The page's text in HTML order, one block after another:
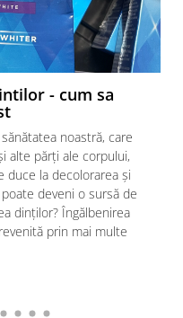
- cum sa
noastră, care
alte părți ale corpului,
duce la decolorarea și
deveni o sursă de
dinților? Îngălbenirea
prin mai multe